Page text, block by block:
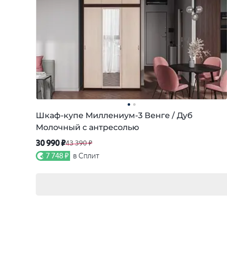
Шкаф-купе Миллениум-3 Венге / Дуб
Молочный с антресолью
30 990 ₽43 390 ₽
7 748 ₽ в Сплит